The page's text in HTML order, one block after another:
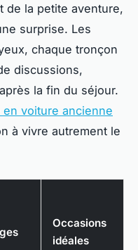
de la petite aventure,
surprise. Les
chaque tronçon
discussions,
la fin du séjour.
voiture ancienne
à vivre autrement le
Occasions
idéales